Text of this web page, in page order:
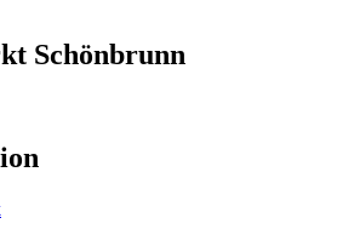
Schönbrunn